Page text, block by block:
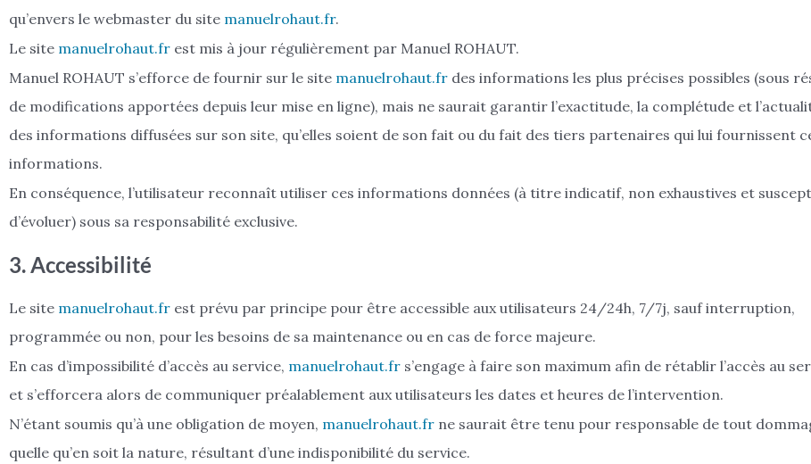
qu’envers le webmaster du site manuelrohaut.fr.
Le site manuelrohaut.fr est mis à jour régulièrement par Manuel ROHAUT.
Manuel ROHAUT s’efforce de fournir sur le site manuelrohaut.fr des informations les plus précises possibles (sous
de modifications apportées depuis leur mise en ligne), mais ne saurait garantir l’exactitude, la complétude et
des informations diffusées sur son site, qu’elles soient de son fait ou du fait des tiers partenaires qui lui fournissent
informations.
En conséquence, l’utilisateur reconnaît utiliser ces informations données (à titre indicatif, non exhaustives et
d’évoluer) sous sa responsabilité exclusive.
3. Accessibilité
Le site manuelrohaut.fr est prévu par principe pour être accessible aux utilisateurs 24/24h, 7/7j, sauf interruption,
programmée ou non, pour les besoins de sa maintenance ou en cas de force majeure.
En cas d’impossibilité d’accès au service, manuelrohaut.fr s’engage à faire son maximum afin de rétablir l’accès au
et s’efforcera alors de communiquer préalablement aux utilisateurs les dates et heures de l’intervention.
N’étant soumis qu’à une obligation de moyen, manuelrohaut.fr ne saurait être tenu pour responsable de tout
quelle qu’en soit la nature, résultant d’une indisponibilité du service.